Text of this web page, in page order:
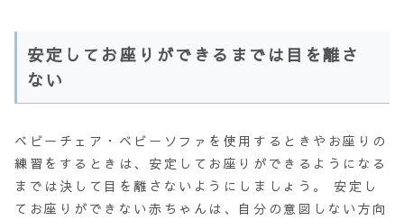
安定してお座りができるまでは目を離さ
ない
ベビーチェア・ベビーソファを使用するときやお座りの
練習をするときは、安定してお座りができるようになる
までは決して目を離さないようにしましょう。 安定し
てお座りができない赤ちゃんは、自分の意図しない方向